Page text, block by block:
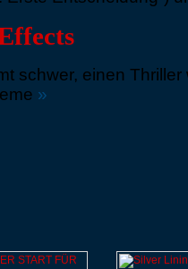
schwer, einen
»